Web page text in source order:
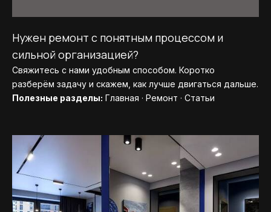
Нужен ремонт с понятным процессом и
сильной организацией?
Свяжитесь с нами удобным способом. Коротко
разберём задачу и скажем, как лучше двигаться дальше.
Полезные разделы: Главная · Ремонт · Статьи